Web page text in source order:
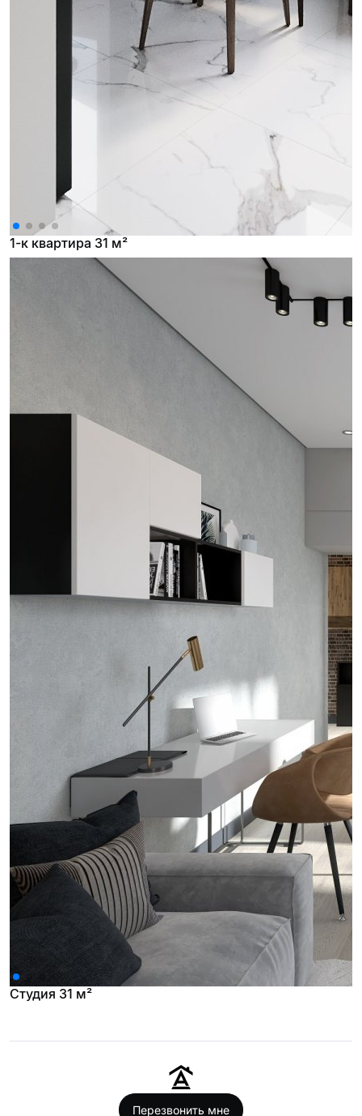
1-к квартира 31 м²
Студия 31 м²
Перезвонить мне